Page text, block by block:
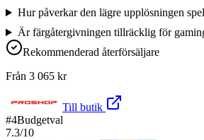
Hur påverkar den lägre upplösningen
Är färgåtergivningen tillräcklig för
Rekommenderad återförsäljare
Från 3 065 kr
Till butik
#4Budgetval
7.3/10